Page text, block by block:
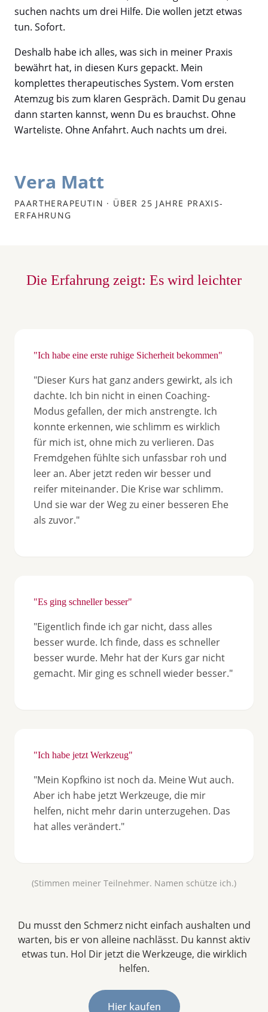
suchen nachts um drei Hilfe. Die wollen jetzt etwas
tun. Sofort.
Deshalb habe ich alles, was sich in meiner Praxis
bewährt hat, in diesen Kurs gepackt. Mein
komplettes therapeutisches System. Vom ersten
Atemzug bis zum klaren Gespräch. Damit Du genau
dann starten kannst, wenn Du es brauchst. Ohne
Warteliste. Ohne Anfahrt. Auch nachts um drei.
Vera Matt
PAARTHERAPEUTIN · ÜBER 25 JAHRE PRAXIS-
ERFAHRUNG
Die Erfahrung zeigt: Es wird leichter
"Ich habe eine erste ruhige Sicherheit bekommen"
"Dieser Kurs hat ganz anders gewirkt, als ich
dachte. Ich bin nicht in einen Coaching-
Modus gefallen, der mich anstrengte. Ich
konnte erkennen, wie schlimm es wirklich
für mich ist, ohne mich zu verlieren. Das
Fremdgehen fühlte sich unfassbar roh und
leer an. Aber jetzt reden wir besser und
reifer miteinander. Die Krise war schlimm.
Und sie war der Weg zu einer besseren Ehe
als zuvor."
"Es ging schneller besser"
"Eigentlich finde ich gar nicht, dass alles
besser wurde. Ich finde, dass es schneller
besser wurde. Mehr hat der Kurs gar nicht
gemacht. Mir ging es schnell wieder besser."
"Ich habe jetzt Werkzeug"
"Mein Kopfkino ist noch da. Meine Wut auch.
Aber ich habe jetzt Werkzeuge, die mir
helfen, nicht mehr darin unterzugehen. Das
hat alles verändert."
(Stimmen meiner Teilnehmer. Namen schütze ich.)
Du musst den Schmerz nicht einfach aushalten und
warten, bis er von alleine nachlässt. Du kannst aktiv
etwas tun. Hol Dir jetzt die Werkzeuge, die wirklich
helfen.
Hier kaufen